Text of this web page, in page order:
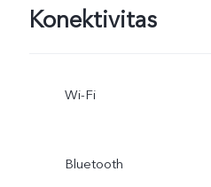
Konektivitas
Wi-Fi
Bluetooth